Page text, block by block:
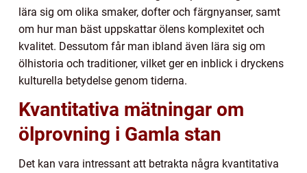
lära sig om olika smaker, dofter och färgnyanser, samt
om hur man bäst uppskattar ölens komplexitet och
kvalitet. Dessutom får man ibland även lära sig om
ölhistoria och traditioner, vilket ger en inblick i dryckens
kulturella betydelse genom tiderna.
Kvantitativa mätningar om
ölprovning i Gamla stan
Det kan vara intressant att betrakta några kvantitativa